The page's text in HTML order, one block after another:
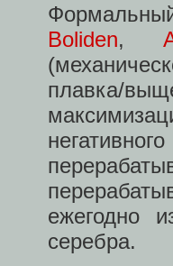
Boliden,
плавка/
ежегодно
серебра.